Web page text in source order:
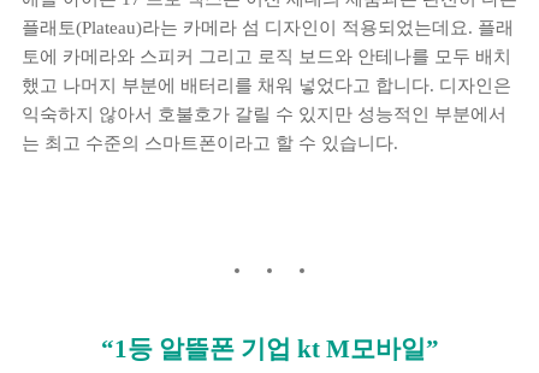
플래토(Plateau)라는 카메라 섬 디자인이 적용되었는데요. 플래
토에 카메라와 스피커 그리고 로직 보드와 안테나를 모두 배치
했고 나머지 부분에 배터리를 채워 넣었다고 합니다. 디자인은
익숙하지 않아서 호불호가 갈릴 수 있지만 성능적인 부분에서
는 최고 수준의 스마트폰이라고 할 수 있습니다.
“1등 알뜰폰 기업 kt M모바일”